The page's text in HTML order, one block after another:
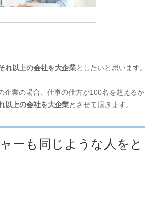
れ以上の会社を大企業としたいと思います。
企業の場合、仕事の仕方が100名を超えるか
以上の会社を大企業とさせて頂きます。
ーも同じような人をと